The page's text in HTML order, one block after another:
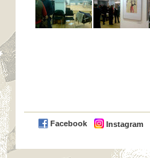
Facebook Instagram